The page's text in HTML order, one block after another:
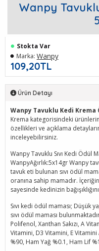
Wanpy
109,20TL
Stokta Var
Marka: Wanpy
Ürün Detayı
Wanpy Tavuklu Kedi Krema
Krema kategorisindeki
özellikleri ve açıklama
inceleyebilirsiniz.
Wanpy Tavuklu Sıvı Kedi Ödül
WanpyAğırlık:5x14gr Wanpy
tavuk eti bulunan sıvı ödül
oranına sahip mamadır.
sayesinde kedinizin
Sıvı kedi ödül maması; Düşük
sıvı ödül maması
Polifenol, Xanthan Sakızı, A
Vitamini, D3 Vitamini, E
%90, Ham Yağ %0.1, Ham Lif